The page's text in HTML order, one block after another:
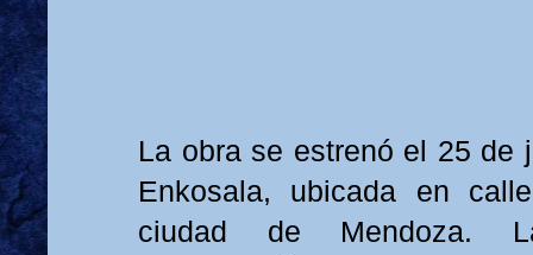
La obra se estrenó el 25 de
Enkosala, ubicada en
ciudad de Mendoza.